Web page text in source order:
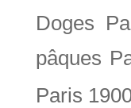
Doges
pâques
Paris